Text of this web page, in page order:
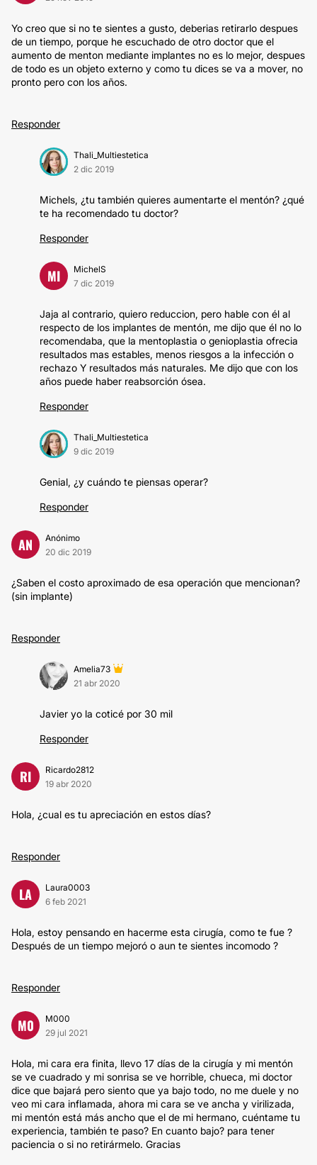
Yo creo que si no te sientes a gusto, deberias retirarlo despues
de un tiempo, porque he escuchado de otro doctor que el
aumento de menton mediante implantes no es lo mejor, despues
de todo es un objeto externo y como tu dices se va a mover, no
pronto pero con los años.
Responder
Thali_Multiestetica
2 dic 2019
Michels, ¿tu también quieres aumentarte el mentón? ¿qué
te ha recomendado tu doctor?
Responder
MI
MichelS
7 dic 2019
Jaja al contrario, quiero reduccion, pero hable con él al
respecto de los implantes de mentón, me dijo que él no lo
recomendaba, que la mentoplastia o genioplastia ofrecia
resultados mas estables, menos riesgos a la infección o
rechazo Y resultados más naturales. Me dijo que con los
años puede haber reabsorción ósea.
Responder
Thali_Multiestetica
9 dic 2019
Genial, ¿y cuándo te piensas operar?
Responder
AN
Anónimo
20 dic 2019
¿Saben el costo aproximado de esa operación que mencionan?
(sin implante)
Responder
Amelia73
21 abr 2020
Javier yo la coticé por 30 mil
Responder
RI
Ricardo2812
19 abr 2020
Hola, ¿cual es tu apreciación en estos días?
Responder
LA
Laura0003
6 feb 2021
Hola, estoy pensando en hacerme esta cirugía, como te fue ?
Después de un tiempo mejoró o aun te sientes incomodo ?
Responder
M0
M000
29 jul 2021
Hola, mi cara era finita, llevo 17 días de la cirugía y mi mentón
se ve cuadrado y mi sonrisa se ve horrible, chueca, mi doctor
dice que bajará pero siento que ya bajo todo, no me duele y no
veo mi cara inflamada, ahora mi cara se ve ancha y virilizada,
mi mentón está más ancho que el de mi hermano, cuéntame tu
experiencia, también te paso? En cuanto bajo? para tener
paciencia o si no retirármelo. Gracias